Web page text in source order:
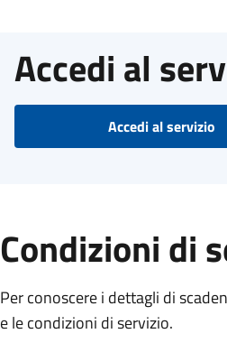
Accedi al
Accedi al servizio
Condizioni di
Per conoscere i dettagli di
e le condizioni di servizio.